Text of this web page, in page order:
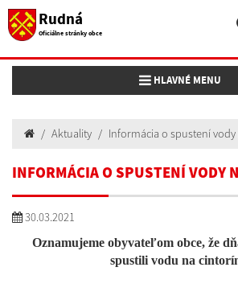
Rudná
Oficiálne stránky obce
Toggle navigation
HLAVNÉ MENU
Aktuality Informácia o spustení
INFORMÁCIA O SPUSTENÍ VODY
30.03.2021
Oznamujeme obyvateľom obce, že
spustili vodu na